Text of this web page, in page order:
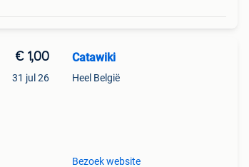
€ 1,00
31 jul 26
Catawiki
Heel België
Bezoek website